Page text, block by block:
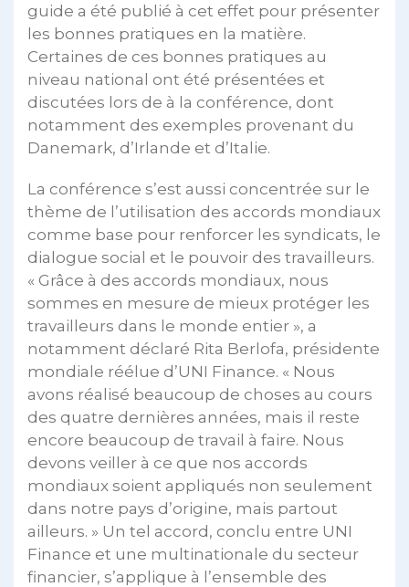
guide a été publié à cet effet pour présenter
les bonnes pratiques en la matière.
Certaines de ces bonnes pratiques au
niveau national ont été présentées et
discutées lors de à la conférence, dont
notamment des exemples provenant du
Danemark, d’Irlande et d’Italie.
La conférence s’est aussi concentrée sur le
thème de l’utilisation des accords mondiaux
comme base pour renforcer les syndicats, le
dialogue social et le pouvoir des travailleurs.
« Grâce à des accords mondiaux, nous
sommes en mesure de mieux protéger les
travailleurs dans le monde entier », a
notamment déclaré Rita Berlofa, présidente
mondiale réélue d’UNI Finance. « Nous
avons réalisé beaucoup de choses au cours
des quatre dernières années, mais il reste
encore beaucoup de travail à faire. Nous
devons veiller à ce que nos accords
mondiaux soient appliqués non seulement
dans notre pays d’origine, mais partout
ailleurs. » Un tel accord, conclu entre UNI
Finance et une multinationale du secteur
financier, s’applique à l’ensemble des